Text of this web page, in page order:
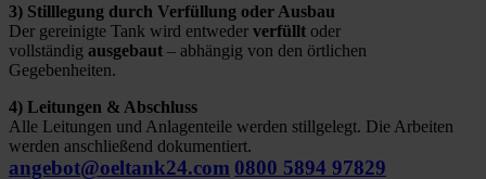
3) Stilllegung durch Verfüllung oder Ausbau
Der gereinigte Tank wird entweder verfüllt oder
vollständig ausgebaut – abhängig von den örtlichen
Gegebenheiten.
4) Leitungen & Abschluss
Alle Leitungen und Anlagenteile werden stillgelegt. Die Arbeiten
werden anschließend dokumentiert.
angebot@oeltank24.com 0800 5894 97829